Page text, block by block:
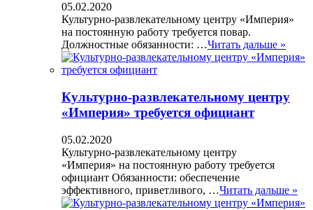
05.02.2020
Культурно-развлекательному центру «Империя»
на постоянную работу требуется повар.
Должностные обязанности: …Читать дальше »
Культурно-развлекательному центру
«Империя» требуется официант
05.02.2020
Культурно-развлекательному центру
«Империя» на постоянную работу требуется
официант Обязанности: обеспечение
эффективного, приветливого, …Читать дальше »